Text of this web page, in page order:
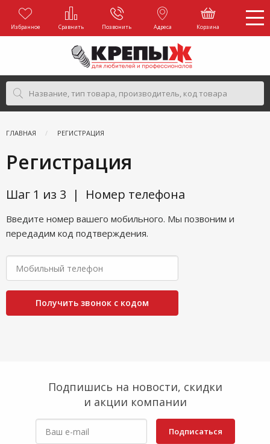
Избранное Сравнить Позвонить Адреса Корзина
ГЛАВНАЯ РЕГИСТРАЦИЯ
Регистрация
Шаг 1 из 3 | Номер телефона
Введите номер вашего мобильного. Мы позвоним и
передадим код подтверждения.
Получить звонок с кодом
Подпишись на новости, скидки
и акции компании
Подписаться